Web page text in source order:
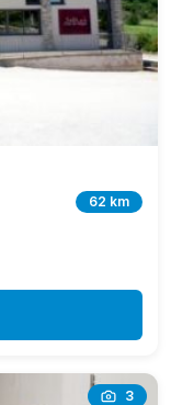
62 km
3